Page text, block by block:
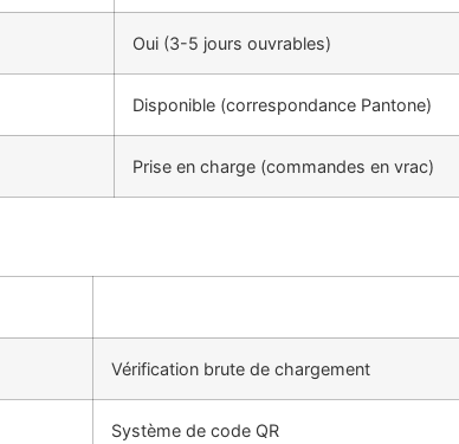
Oui (3-5 jours ouvrables)
Disponible (correspondance Pantone)
Prise en charge (commandes en vrac)
Vérification brute de chargement
Système de code QR